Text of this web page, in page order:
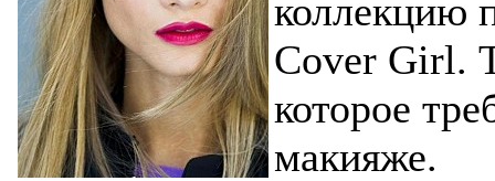
коллекцию
Cover Girl.
которое
макияже.